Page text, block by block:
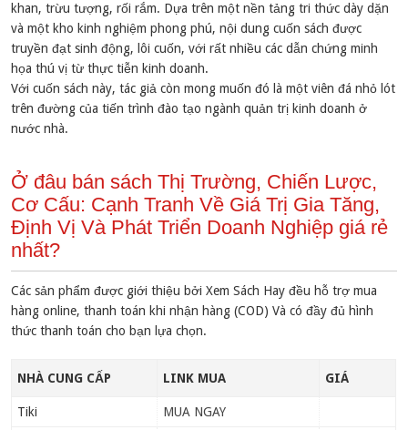
khan, trừu tượng, rối rắm. Dựa trên một nền tảng tri thức dày dặn
và một kho kinh nghiệm phong phú, nội dung cuốn sách được
truyền đạt sinh động, lôi cuốn, với rất nhiều các dẫn chứng minh
họa thú vị từ thực tiễn kinh doanh.
Với cuốn sách này, tác giả còn mong muốn đó là một viên đá nhỏ lót
trên đường của tiến trình đào tạo ngành quản trị kinh doanh ở
nước nhà.
Ở đâu bán sách Thị Trường, Chiến Lược,
Cơ Cấu: Cạnh Tranh Về Giá Trị Gia Tăng,
Định Vị Và Phát Triển Doanh Nghiệp giá rẻ
nhất?
Các sản phẩm được giới thiệu bởi Xem Sách Hay đều hỗ trợ mua
hàng online, thanh toán khi nhận hàng (COD) Và có đầy đủ hình
thức thanh toán cho bạn lựa chọn.
NHÀ CUNG CẤP LINK MUA GIÁ
Tiki MUA NGAY